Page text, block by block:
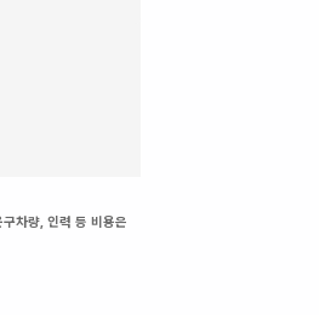
차량, 인력 등 비용은